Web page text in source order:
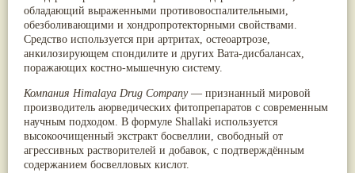
обладающий выраженными противовоспалительными,
обезболивающими и хондропротекторными свойствами.
Средство используется при артритах, остеоартрозе,
анкилозирующем спондилите и других Вата-дисбалансах,
поражающих костно-мышечную систему.
Компания Himalaya Drug Company— признанный мировой
производитель аюрведических фитопрепаратов с современным
научным подходом. В формуле Shallaki используется
высокоочищенный экстракт босвеллии, свободный от
агрессивных растворителей и добавок, с подтверждённым
содержанием босвелловых кислот.
Мускатный орех(13)
Пажитник(13)
Паслён черный(13)
Ипомея(12)
Коричник цейлонский(12)
Розовая соль(12)
Сверция(12)
Виноград(11)
Каменная соль(11)
Коровье молоко(11)
Мукуна жгучая(11)